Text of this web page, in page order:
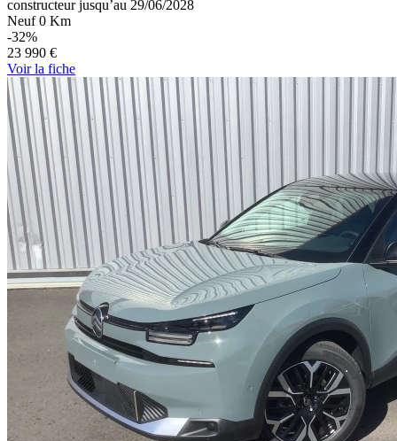
constructeur jusqu’au 29/06/2028
Neuf 0 Km
-32%
23 990 €
Voirla fiche